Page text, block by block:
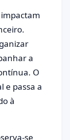
a
O
e passa a
à
se